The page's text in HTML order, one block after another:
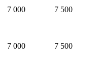
7 000 7 500
7 000 7 500